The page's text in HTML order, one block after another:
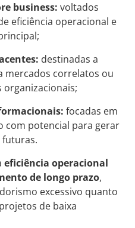
business: voltados
eficiência operacional e
destinadas a
mercados correlatos ou
organizacionais;
focadas em
com potencial para gerar
futuras.
eficiência operacional
de longo prazo,
excessivo quanto
de baixa